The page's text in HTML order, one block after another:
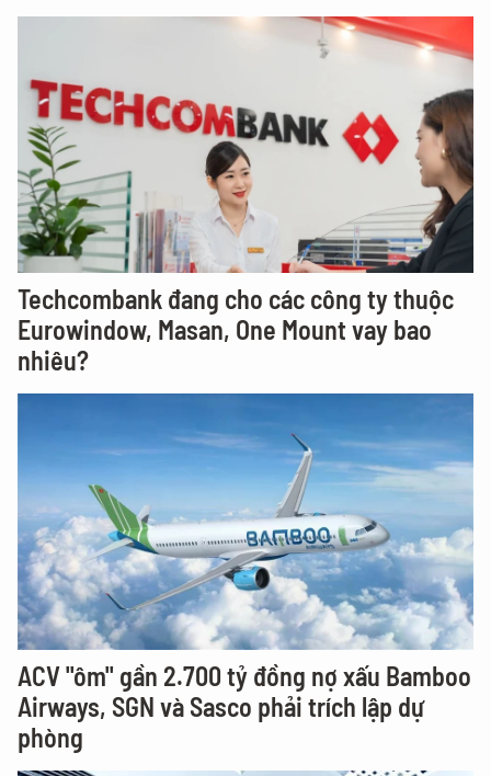
Techcombank đang cho các công ty thuộc
Eurowindow, Masan, One Mount vay bao
nhiêu?
ACV "ôm" gần 2.700 tỷ đồng nợ xấu Bamboo
Airways, SGN và Sasco phải trích lập dự
phòng